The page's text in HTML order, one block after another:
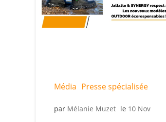
Média Presse spécialisée
par Mélanie Muzet le 10 Nov